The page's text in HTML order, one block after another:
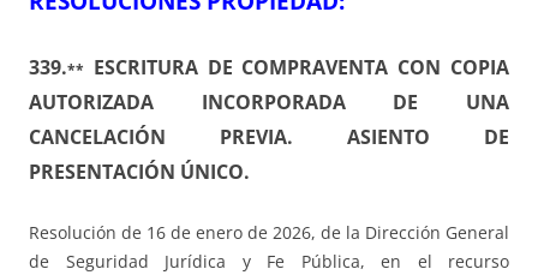
339.** ESCRITURA DE COMPRAVENTA CON COPIA
AUTORIZADA INCORPORADA DE UNA
CANCELACIÓN PREVIA. ASIENTO DE
PRESENTACIÓN ÚNICO.
Resolución de 16 de enero de 2026, de la Dirección General
de Seguridad Jurídica y Fe Pública, en el recurso